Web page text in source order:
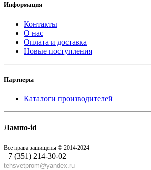
Информация
Контакты
О нас
Оплата и доставка
Новые поступления
Партнеры
Каталоги производителей
Лампо-id
Все права защищены © 2014-2024
+7 (351) 214-30-02
tehsvetprom@yandex.ru